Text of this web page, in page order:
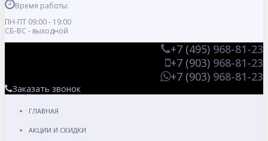
Время работы:
ПН-ПТ 09:00 - 19:00
СБ-ВС - выходной
+7 (495) 968-81-23
+7 (903) 968-81-23
+7 (903) 968-81-23
Заказать звонок
ГЛАВНАЯ
АКЦИИ И СКИДКИ